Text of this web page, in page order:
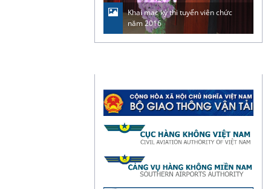
Khai mạc kỳ thi tuyển viên chức
năm 2016